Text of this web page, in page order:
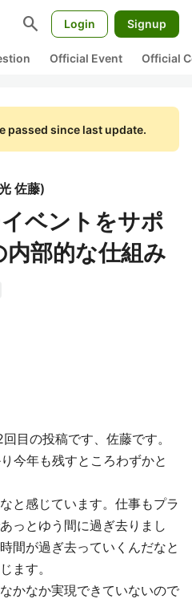
search Login Signup
Official Event Official
passed since last update.
佐藤)
ベントをサポ
部的な仕組み
目の投稿です、佐藤です。
今年も残すところわずかと
と感じています。仕事もプラ
っとゆう間に過ぎ去りまし
間が過ぎ去っていくんだなと
ます。
かなか実現できていないので